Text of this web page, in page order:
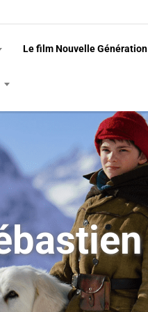
Le film Nouvelle Génération